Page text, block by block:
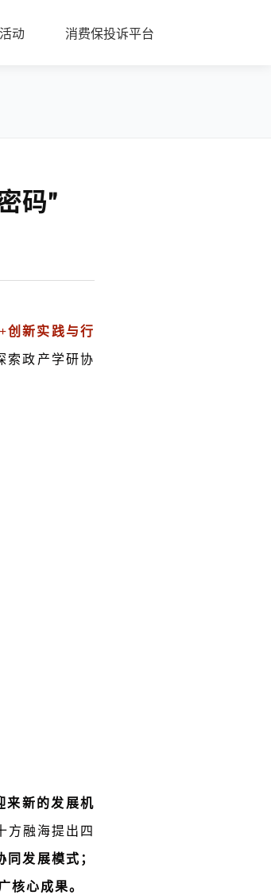
动 消费保投诉平台
码”
创新实践与行
索政产学研协
来新的发展机
方融海提出四
发展模式；
核心成果。